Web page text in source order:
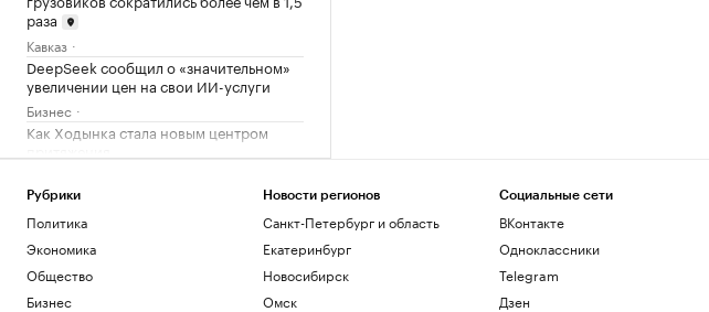
раза
Кавказ
DeepSeek сообщил о «значительном»
увеличении цен на свои ИИ-услуги
Бизнес
Как Ходынка стала новым центром
Росстат назвал отрасли с средней
зарплатой выше ₽500 тыс.
Большая афера. Зачем начальники
мотивируют сотрудников фейковыми
успехами
Рубрики
Политика
Экономика
Общество
Бизнес
Новости регионов
Санкт-Петербург и область
Екатеринбург
Новосибирск
Омск
Социальные сети
ВКонтакте
Одноклассники
Telegram
Дзен